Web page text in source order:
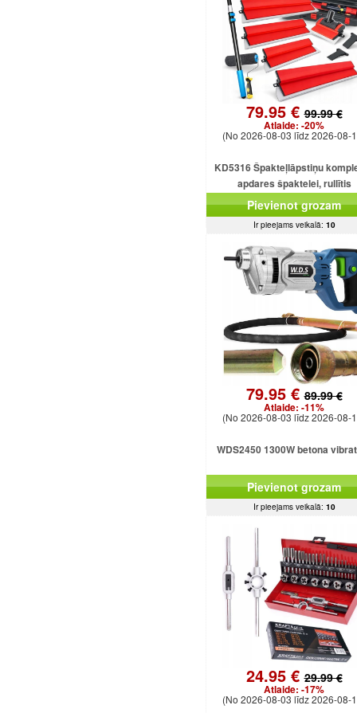
79.95 €99.99 €
Atlaide: -20%
(No 2026-08-03 līdz 2026-08-
KD5316 Špakteļlāpstiņu
apdares špaktelei, rullītis
25/40/60/80/100 cm.
Pievienot grozam
Ir pieejams veikalā: 10
79.95 €89.99 €
Atlaide: -11%
(No 2026-08-03 līdz 2026-08-
WDS2450 1300W betona
Pievienot grozam
Ir pieejams veikalā: 10
24.95 €29.99 €
Atlaide: -17%
(No 2026-08-03 līdz 2026-08-